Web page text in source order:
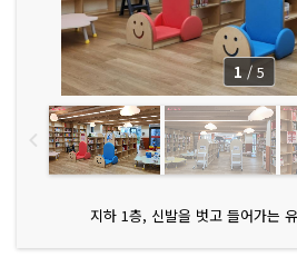
지하 1층, 신발을 벗고 들어가는
1 / 5